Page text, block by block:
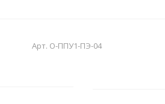
Арт. О-ППУ1-ПЭ-04